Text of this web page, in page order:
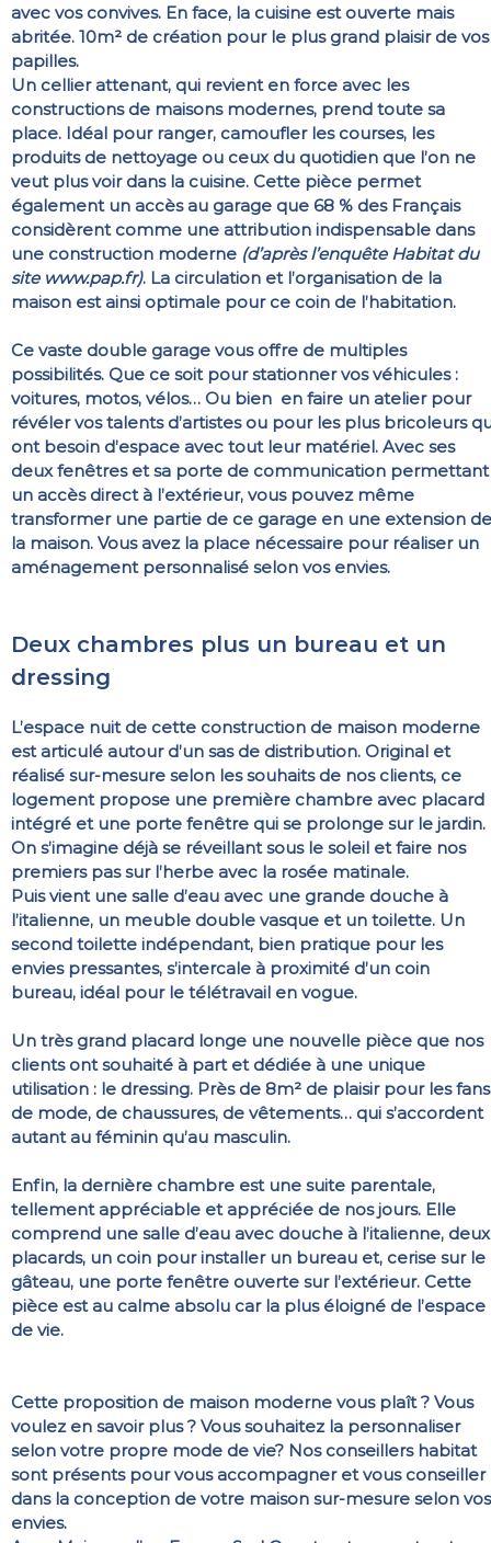
avec vos convives. En face, la cuisine est ouverte mais
abritée. 10m² de création pour le plus grand plaisir de vos
papilles.
Un cellier attenant, qui revient en force avec les
constructions de maisons modernes, prend toute sa
place. Idéal pour ranger, camoufler les courses, les
produits de nettoyage ou ceux du quotidien que l’on ne
veut plus voir dans la cuisine. Cette pièce permet
également un accès au garage que 68 % des Français
considèrent comme une attribution indispensable dans
une construction moderne (d’après l’enquête Habitat du
site www.pap.fr). La circulation et l’organisation de la
maison est ainsi optimale pour ce coin de l’habitation.
Ce vaste double garage vous offre de multiples
possibilités. Que ce soit pour stationner vos véhicules :
voitures, motos, vélos… Ou bien en faire un atelier pour
révéler vos talents d’artistes ou pour les plus bricoleurs
ont besoin d’espace avec tout leur matériel. Avec ses
deux fenêtres et sa porte de communication permettant
un accès direct à l’extérieur, vous pouvez même
transformer une partie de ce garage en une extension de
la maison. Vous avez la place nécessaire pour réaliser un
aménagement personnalisé selon vos envies.
Deux chambres plus un bureau et un
dressing
L’espace nuit de cette construction de maison moderne
est articulé autour d’un sas de distribution. Original et
réalisé sur-mesure selon les souhaits de nos clients, ce
logement propose une première chambre avec placard
intégré et une porte fenêtre qui se prolonge sur le jardin.
On s’imagine déjà se réveillant sous le soleil et faire nos
premiers pas sur l’herbe avec la rosée matinale.
Puis vient une salle d’eau avec une grande douche à
l’italienne, un meuble double vasque et un toilette. Un
second toilette indépendant, bien pratique pour les
envies pressantes, s’intercale à proximité d’un coin
bureau, idéal pour le télétravail en vogue.
Un très grand placard longe une nouvelle pièce que nos
clients ont souhaité à part et dédiée à une unique
utilisation : le dressing. Près de 8m² de plaisir pour les fans
de mode, de chaussures, de vêtements… qui s’accordent
autant au féminin qu’au masculin.
Enfin, la dernière chambre est une suite parentale,
tellement appréciable et appréciée de nos jours. Elle
comprend une salle d’eau avec douche à l’italienne, deux
placards, un coin pour installer un bureau et, cerise sur le
gâteau, une porte fenêtre ouverte sur l’extérieur. Cette
pièce est au calme absolu car la plus éloigné de l’espace
de vie.
Cette proposition de maison moderne vous plaît ? Vous
voulez en savoir plus ? Vous souhaitez la personnaliser
selon votre propre mode de vie? Nos conseillers habitat
sont présents pour vous accompagner et vous conseiller
dans la conception de votre maison sur-mesure selon vos
envies.